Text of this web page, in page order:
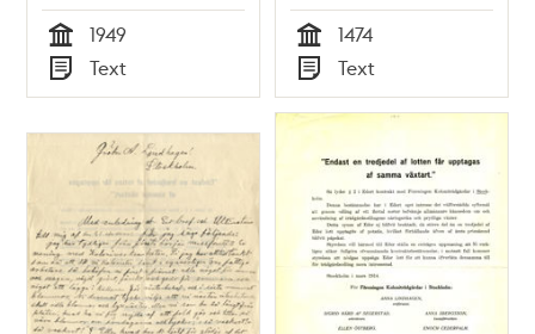
Tid
1949
Typ
Text Tid
1474
Typ
Text